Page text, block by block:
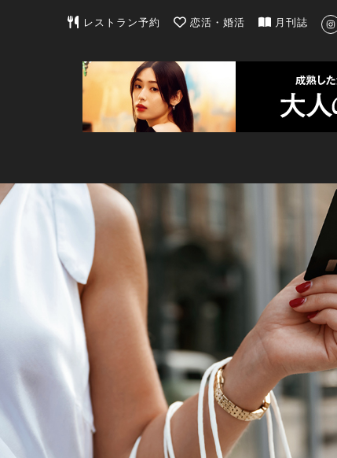
東京カレンダー | 最新のグルメ、洗練されたライフ
レストラン予約 恋活・婚活 月刊誌